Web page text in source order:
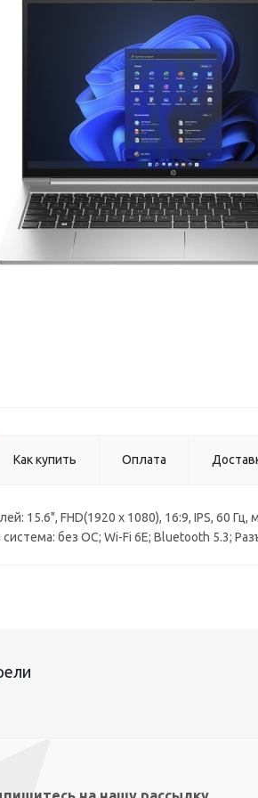
Как купить Оплата
15.6", FHD(1920 x 1080), 16:9, IPS, 60
без ОС; Wi-Fi 6E; Bluetooth 5.3;